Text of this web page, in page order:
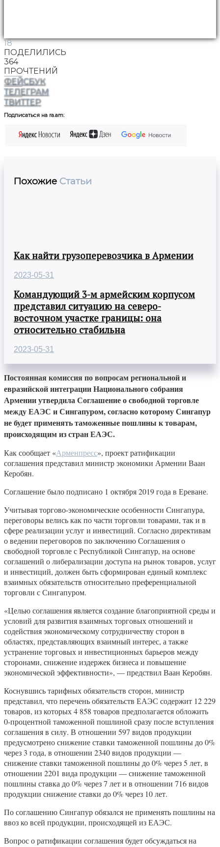
18
ПОДЕЛИЛИСЬ
364
ПРОЧТЕНИЙ
ФЕЙСБУК
ТЕЛЕГРАМ
ТВИТТЕР
Подписаться на ra.am:
Похожие Статьи
Как найти грузоперевозчика в Армении
2023-05-31
Командующий 3-м армейским корпусом
представил ситуацию на северо-
восточном участке границы: она
относительно стабильна
2023-05-31
Постоянная комиссия по вопросам региональной и
евразийской интеграции Национального собрания
Армении утвердила Соглашение о свободной торговле
между ЕАЭС и Сингапуром, согласно которому Сингапур
не будет применять таможенные пошлины к товарам,
происходящим из стран ЕАЭС.
Как сообщает «Арменпресс», проект ратификации
соглашения представил министр экономики Армении Ваан
Керобян.
Соглашение было подписано 1 октября 2019 года в Ереване.
Учитывая торгово-экономические особенности Сингапура,
переговоры велись как по части торговли товарами, так и в
сфере реализации услуг и инвестиций. Согласно директивам
о ведении переговоров по заключению Соглашения о
свободной торговле с Республикой Сингапур, на основе
соглашений о либерализации доступа на рынок товаров, услуг
и инвестиций, должен быть сформирован единый комплекс
взаимных обязательств относительно преференциальной
торговли с Сингапуром.
«Целью соглашения является создание благоприятной среды и
условий для развития взаимных торговых отношений и
содействия экономическому сотрудничеству сторон в
областях, представляющих взаимный интерес, а также
устранение торговых и инвестиционных барьеров между
сторонами, снижение издержек бизнеса и повышение
экономической эффективности», — предствил Ваан Керобян.
Коснувшись тарифных обязательств сторон, министр
представил, что перечень обязательств ЕАЭС содержит 12 229
товаров, из которых 4 858 товаров предполагается обложить
0-процентной таможенной пошлиной сразу после вступления
соглашения в силу. В отношении 597 видов продукции
предусмотрено снижение ставки таможенной пошлины до 0%
через 3 года, в отношении 2340 видов продукции —
снижение ставки таможенной пошлины до 0% через 5 лет, в
отношении 2201 вида продукции — снижение таможенной
пошлины ставка до 0% через 7 лет и в отношении 716 видов
продукции снижение ставки до 0% через 10 лет.
По соглашению Сингапур обязался не применять пошлины на
ввоз ко всей продукции, происходящей из ЕАЭС.
Вопрос о ратификации соглашения будет обсуждаться на